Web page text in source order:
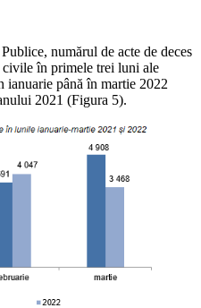
numărul de acte de deces
civile în primele trei luni ale
ianuarie până în martie 2022
2021 (Figura 5).